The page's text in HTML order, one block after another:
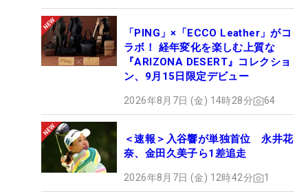
「PING」×「ECCO Leather」がコ
ラボ！ 経年変化を楽しむ上質な
『ARIZONA DESERT』コレクショ
ン、9月15日限定デビュー
2026年8月7日 (金) 14時28分 64
＜速報＞入谷響が単独首位 永井花
奈、金田久美子ら1差追走
2026年8月7日 (金) 12時42分 1